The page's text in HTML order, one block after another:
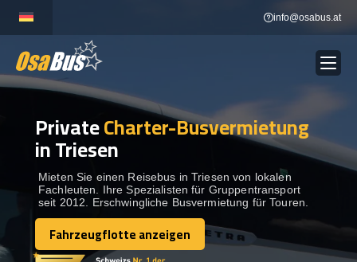
content
info@osabus.at
BUSVERMIETUNG Show dropdown
REISEZIELE Show dropdown
FLOTTE
PrivateCharter-Busvermietung
in Triesen
Mieten Sie einen Reisebus in Triesen von lokalen
Fachleuten. Ihre Spezialisten für Gruppentransport
seit 2012. Erschwingliche Busvermietung für Touren.
Fahrzeugflotte anzeigen
Fahrzeugflotte anzeigen